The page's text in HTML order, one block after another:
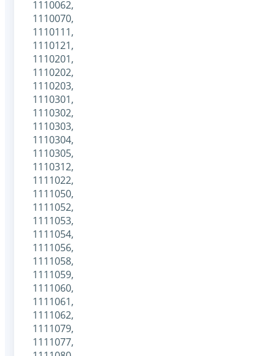
1110062,
1110070,
1110111,
1110121,
1110201,
1110202,
1110203,
1110301,
1110302,
1110303,
1110304,
1110305,
1110312,
1111022,
1111050,
1111052,
1111053,
1111054,
1111056,
1111058,
1111059,
1111060,
1111061,
1111062,
1111079,
1111077,